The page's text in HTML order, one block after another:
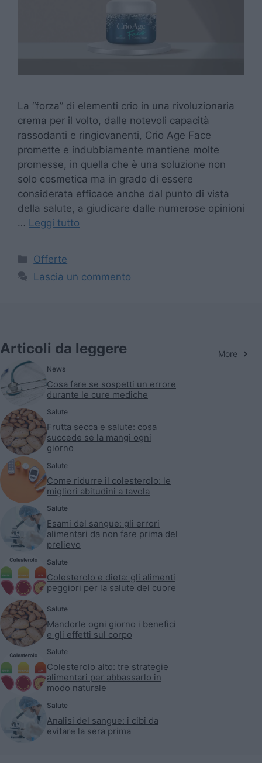
La “forza” di elementi crio in una rivoluzionaria
crema per il volto, dalle notevoli capacità
rassodanti e ringiovanenti, Crio Age Face
promette e indubbiamente mantiene molte
promesse, in quella che è una soluzione non
solo cosmetica ma in grado di essere
considerata efficace anche dal punto di vista
della salute, a giudicare dalle numerose opinioni
… Leggi tutto
Categorie
Offerte
Lascia un commento
Articoli da leggere More
News
Cosa fare se sospetti un errore
durante le cure mediche
Salute
Frutta secca e salute: cosa
succede se la mangi ogni
giorno
Salute
Come ridurre il colesterolo: le
migliori abitudini a tavola
Salute
Esami del sangue: gli errori
alimentari da non fare prima del
prelievo
Salute
Colesterolo e dieta: gli alimenti
peggiori per la salute del cuore
Salute
Mandorle ogni giorno i benefici
e gli effetti sul corpo
Salute
Colesterolo alto: tre strategie
alimentari per abbassarlo in
modo naturale
Salute
Analisi del sangue: i cibi da
evitare la sera prima